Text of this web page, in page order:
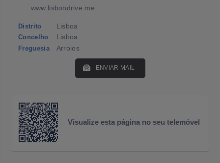
www.lisbondrive.me
Distrito Lisboa
Concelho Lisboa
Freguesia Arroios
ENVIAR MAIL
Visualize esta página no seu telemóvel